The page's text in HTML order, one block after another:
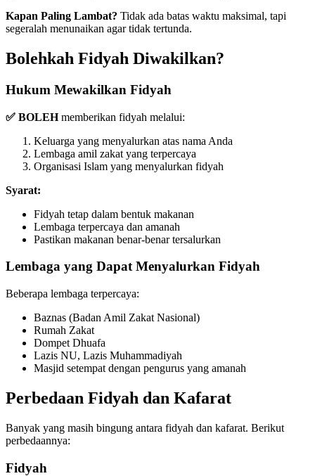
Kapan Paling Lambat? Tidak ada batas waktu maksimal, tapi
segeralah menunaikan agar tidak tertunda.
Bolehkah Fidyah Diwakilkan?
Hukum Mewakilkan Fidyah
✅ BOLEHmemberikan fidyah melalui:
Keluarga yang menyalurkan atas nama Anda
Lembaga amil zakat yang terpercaya
Organisasi Islam yang menyalurkan fidyah
Syarat:
Fidyah tetap dalam bentuk makanan
Lembaga terpercaya dan amanah
Pastikan makanan benar-benar tersalurkan
Lembaga yang Dapat Menyalurkan Fidyah
Beberapa lembaga terpercaya:
Baznas (Badan Amil Zakat Nasional)
Rumah Zakat
Dompet Dhuafa
Lazis NU, Lazis Muhammadiyah
Masjid setempat dengan pengurus yang amanah
Perbedaan Fidyah dan Kafarat
Banyak yang masih bingung antara fidyah dan kafarat. Berikut
perbedaannya:
Fidyah